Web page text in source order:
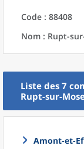
Code : 88408
Nom : Rupt-
Liste des 7
Rupt-sur-
Amont-et-